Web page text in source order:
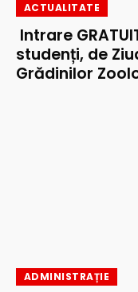
ACTUALITATE
Intrare
studenți, de
Grădinilor
ADMINISTRAȚIE